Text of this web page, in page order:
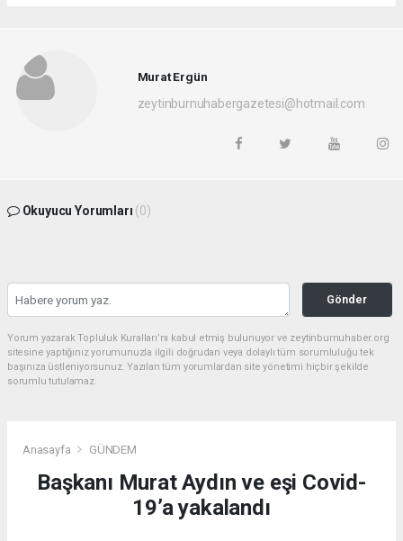
Murat Ergün
zeytinburnuhabergazetesi@hotmail.com
Okuyucu Yorumları (0)
Gönder
Yorum yazarak Topluluk Kuralları’nı kabul etmiş bulunuyor ve zeytinburnuhaber.org
sitesine yaptığınız yorumunuzla ilgili doğrudan veya dolaylı tüm sorumluluğu tek
başınıza üstleniyorsunuz. Yazılan tüm yorumlardan site yönetimi hiçbir şekilde
sorumlu tutulamaz.
Anasayfa GÜNDEM
Başkanı Murat Aydın ve eşi Covid-
19’a yakalandı